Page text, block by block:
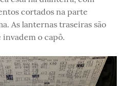
cortados na parte
As lanternas traseiras são
o capô.